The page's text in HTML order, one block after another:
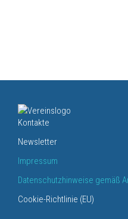
Kontakte
Newsletter
Impressum
Datenschutzhinweise gemäß
Cookie-Richtlinie (EU)